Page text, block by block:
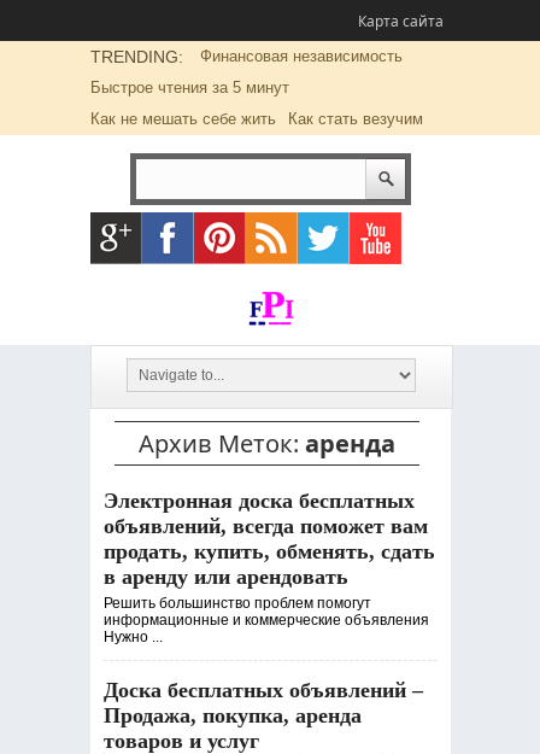
Карта сайта
TRENDING:
Финансовая независимость
Быстрое чтения за 5 минут
Как не мешать себе жить
Как стать везучим
Архив Меток: аренда
Электронная доска бесплатных
объявлений, всегда поможет вам
продать, купить, обменять, сдать
в аренду или арендовать
Решить большинство проблем помогут
информационные и коммерческие объявления
Нужно ...
Доска бесплатных объявлений –
Продажа, покупка, аренда
товаров и услуг